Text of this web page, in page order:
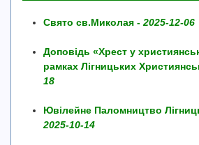
Свято св.Миколая - 2025-12-06
Доповідь «Хрест у
рамках Лігницьких
18
Ювілейне Паломництво
2025-10-14